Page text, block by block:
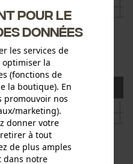
pour le
données
les services de
la
(fonctions de
la boutique). En
promouvoir nos
marketing).
donner votre
à tout
de plus amples
dans notre